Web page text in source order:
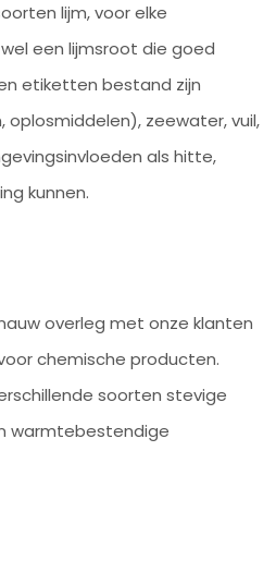
lijm, voor elke
een lijmsroot die goed
etiketten bestand zijn
oplosmiddelen), zeewater, vuil,
als hitte,
kunnen.
overleg met onze klanten
chemische producten.
soorten stevige
warmtebestendige